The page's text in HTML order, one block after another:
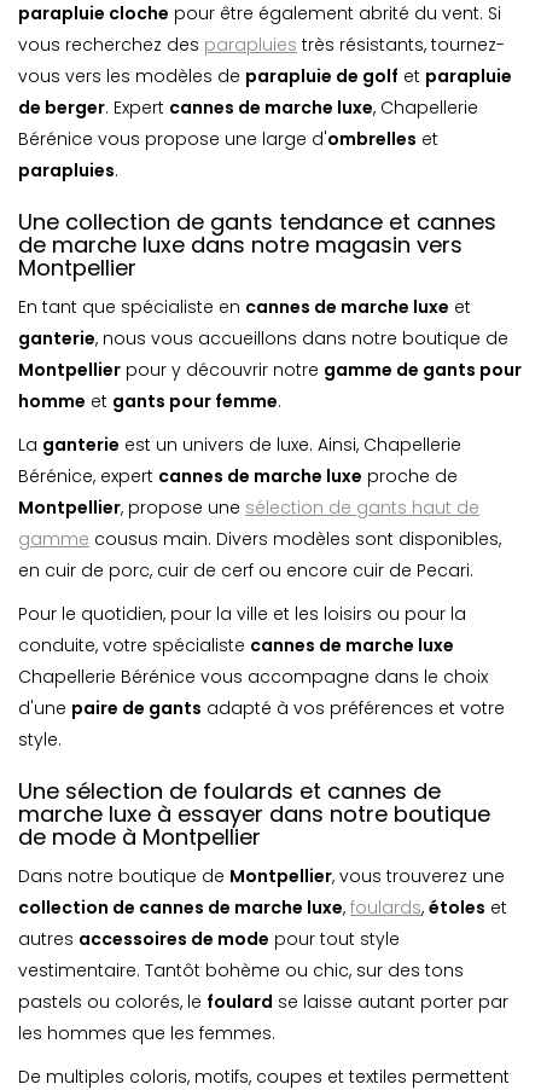
parapluie cloche pour être également abrité du vent. Si
vous recherchez des parapluies très résistants, tournez-
vous vers les modèles de parapluie de golf et parapluie
de berger. Expert cannes de marche luxe, Chapellerie
Bérénice vous propose une large d'ombrelles et
parapluies.
Une collection de gants tendance et cannes
de marche luxe dans notre magasin vers
Montpellier
En tant que spécialiste en cannes de marche luxe et
ganterie, nous vous accueillons dans notre boutique de
Montpellier pour y découvrir notre gamme de gants pour
homme et gants pour femme.
La ganterie est un univers de luxe. Ainsi, Chapellerie
Bérénice, expert cannes de marche luxe proche de
Montpellier, propose une sélection de gants haut de
gamme cousus main. Divers modèles sont disponibles,
en cuir de porc, cuir de cerf ou encore cuir de Pecari.
Pour le quotidien, pour la ville et les loisirs ou pour la
conduite, votre spécialiste cannes de marche luxe
Chapellerie Bérénice vous accompagne dans le choix
d'une paire de gants adapté à vos préférences et votre
style.
Une sélection de foulards et cannes de
marche luxe à essayer dans notre boutique
de mode à Montpellier
Dans notre boutique de Montpellier, vous trouverez une
collection de cannes de marche luxe, foulards, étoles et
autres accessoires de mode pour tout style
vestimentaire. Tantôt bohème ou chic, sur des tons
pastels ou colorés, le foulard se laisse autant porter par
les hommes que les femmes.
De multiples coloris, motifs, coupes et textiles permettent